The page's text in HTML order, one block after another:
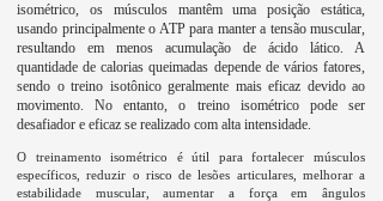
isométrico, os músculos mantêm uma posição estática,
usando principalmente o ATP para manter a tensão muscular,
resultando em menos acumulação de ácido lático. A
quantidade de calorias queimadas depende de vários fatores,
sendo o treino isotônico geralmente mais eficaz devido ao
movimento. No entanto, o treino isométrico pode ser
desafiador e eficaz se realizado com alta intensidade.
O treinamento isométrico é útil para fortalecer músculos
específicos, reduzir o risco de lesões articulares, melhorar a
estabilidade muscular, aumentar a força em ângulos